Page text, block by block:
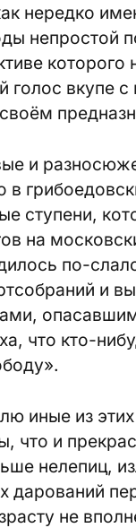
нередко
непростой
голос вкупе
и
в
ступени,
на
по-
и
что кто-
иные из
что и
нелепиц,
дарований
не